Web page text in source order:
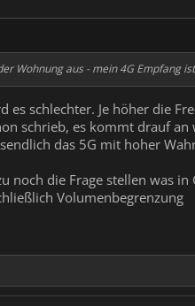
Wohnung aus - mein 4G Empfang
es schlechter. Je höher die
schrieb, es kommt drauf
das 5G mit hoher
noch die Frage stellen was
Volumenbegrenzung